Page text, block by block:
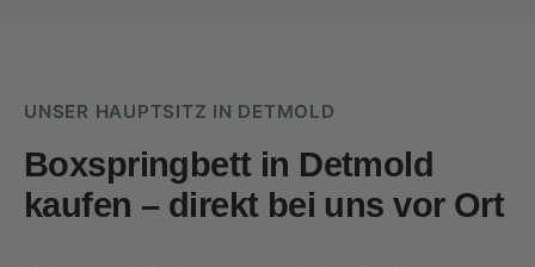
UNSER HAUPTSITZ IN DETMOLD
Boxspringbett in Detmold
kaufen – direkt bei uns vor Ort